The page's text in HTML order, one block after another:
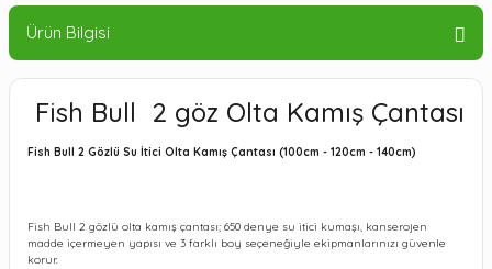
Ürün Bilgisi
Fish Bull 2 göz Olta Kamış Çantası
Fish Bull 2 Gözlü Su İtici Olta Kamış Çantası (100cm - 120cm - 140cm)
Fish Bull 2 gözlü olta kamış çantası; 650 denye su itici kumaşı, kanserojen
madde içermeyen yapısı ve 3 farklı boy seçeneğiyle ekipmanlarınızı güvenle
korur.